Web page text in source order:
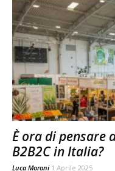
È ora di pensare
B2B2C in Italia?
Luca Moroni 1 Aprile 2025